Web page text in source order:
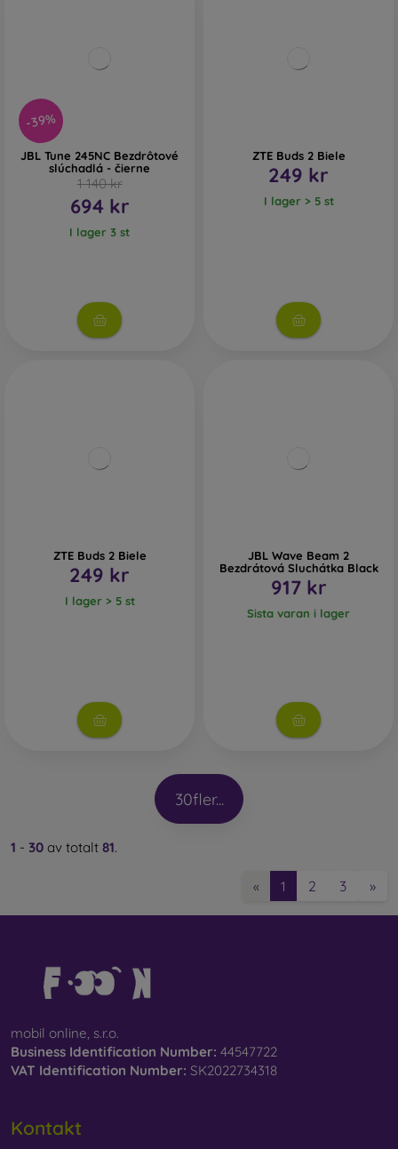
-39%
JBL Tune 245NC Bezdrôtové
slúchadlá - čierne
1 140 kr
694 kr
I lager 3 st
ZTE Buds 2 Biele
249 kr
I lager > 5 st
ZTE Buds 2 Biele
249 kr
I lager > 5 st
JBL Wave Beam 2
Bezdrátová Sluchátka Black
917 kr
Sista varan i lager
30fler...
1 - 30 av totalt 81.
« 1 2 3 »
mobil online, s.r.o.
Business Identification Number: 44547722
VAT Identification Number: SK2022734318
Kontakt